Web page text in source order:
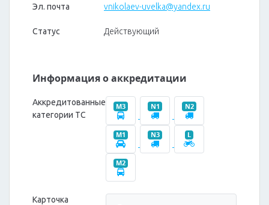
Эл. почта vnikolaev-uvelka@yandex.ru
Статус Действующий
Информация о аккредитации
Аккредитованные
категории ТС
M3 N1 N2
M1 N3 L
M2
Карточка